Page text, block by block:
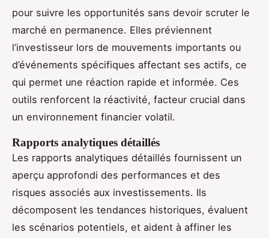
pour suivre les opportunités sans devoir scruter le
marché en permanence. Elles préviennent
l’investisseur lors de mouvements importants ou
d’événements spécifiques affectant ses actifs, ce
qui permet une réaction rapide et informée. Ces
outils renforcent la réactivité, facteur crucial dans
un environnement financier volatil.
Rapports analytiques détaillés
Les rapports analytiques détaillés fournissent un
aperçu approfondi des performances et des
risques associés aux investissements. Ils
décomposent les tendances historiques, évaluent
les scénarios potentiels, et aident à affiner les